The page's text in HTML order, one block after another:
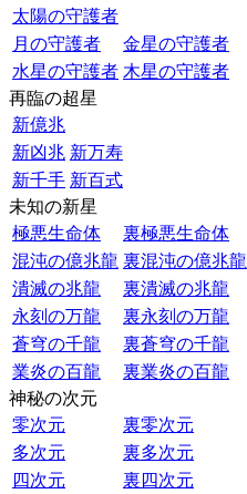
太陽の守護者
月の守護者
金星の守護者
水星の守護者 木星の守護者
再臨の超星
新億兆
新凶兆 新万寿
新千手 新百式
未知の新星
極悪生命体
裏極悪生命体
混沌の億兆龍 裏混沌の億兆龍
潰滅の兆龍
裏潰滅の兆龍
永刻の万龍
裏永刻の万龍
蒼穹の千龍
裏蒼穹の千龍
業炎の百龍
裏業炎の百龍
神秘の次元
零次元
裏零次元
多次元
裏多次元
四次元
裏四次元